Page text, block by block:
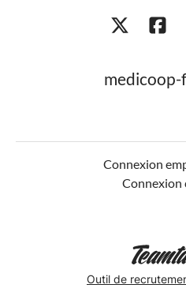
Connexion
Connexion
Outil de